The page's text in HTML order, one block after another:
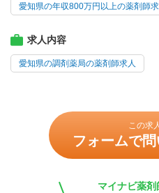
愛知県の年収800万円以上の薬剤師
求人内容
愛知県の調剤薬局の薬剤師求人
この求
フォームで
マイナビ薬